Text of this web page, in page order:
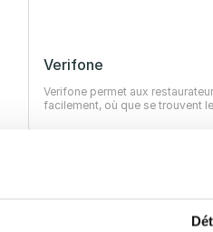
Verifone
Verifone permet aux
facilement, où que se trouvent